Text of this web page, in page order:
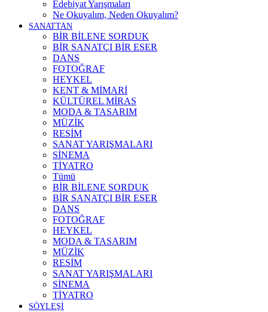
Edebiyat Yarışmaları
Ne Okuyalım, Neden Okuyalım?
SANATTAN
BİR BİLENE SORDUK
BİR SANATÇI BİR ESER
DANS
FOTOĞRAF
HEYKEL
KENT & MİMARİ
KÜLTÜREL MİRAS
MODA & TASARIM
MÜZİK
RESİM
SANAT YARIŞMALARI
SİNEMA
TİYATRO
Tümü
BİR BİLENE SORDUK
BİR SANATÇI BİR ESER
DANS
FOTOĞRAF
HEYKEL
MODA & TASARIM
MÜZİK
RESİM
SANAT YARIŞMALARI
SİNEMA
TİYATRO
SÖYLEŞİ